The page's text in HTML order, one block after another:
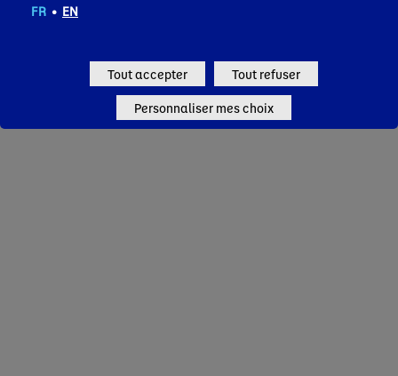
FR • EN
Tout accepter Tout refuser
Personnaliser mes choix